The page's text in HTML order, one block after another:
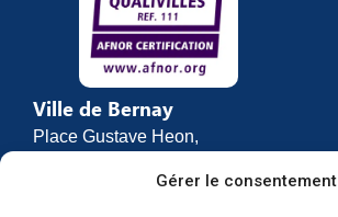
Gérer le consentement
Ville de Bernay
Place Gustave Heon,
27307 BERNAY